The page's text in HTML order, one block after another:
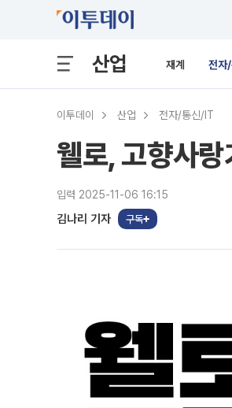
산업 재계 전자
이투데이 산업 전자/통신/IT
웰로, 고향사
입력 2025-11-06 16:15
김나리 기자 구독